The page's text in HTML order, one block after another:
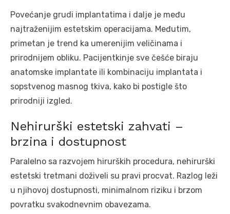
Povećanje grudi implantatima i dalje je među
najtraženijim estetskim operacijama. Međutim,
primetan je trend ka umerenijim veličinama i
prirodnijem obliku. Pacijentkinje sve češće biraju
anatomske implantate ili kombinaciju implantata i
sopstvenog masnog tkiva, kako bi postigle što
prirodniji izgled.
Nehirurški estetski zahvati –
brzina i dostupnost
Paralelno sa razvojem hirurških procedura, nehirurški
estetski tretmani doživeli su pravi procvat. Razlog leži
u njihovoj dostupnosti, minimalnom riziku i brzom
povratku svakodnevnim obavezama.